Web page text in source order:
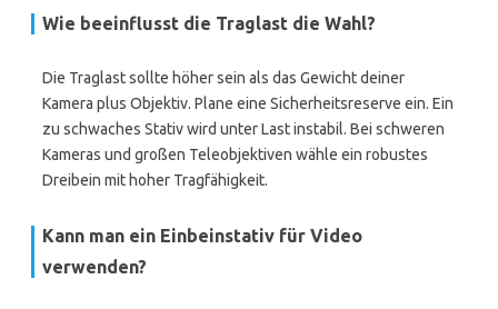
Wie beeinflusst die Traglast die Wahl?
Die Traglast sollte höher sein als das Gewicht deiner
Kamera plus Objektiv. Plane eine Sicherheitsreserve ein. Ein
zu schwaches Stativ wird unter Last instabil. Bei schweren
Kameras und großen Teleobjektiven wähle ein robustes
Dreibein mit hoher Tragfähigkeit.
Kann man ein Einbeinstativ für Video
verwenden?